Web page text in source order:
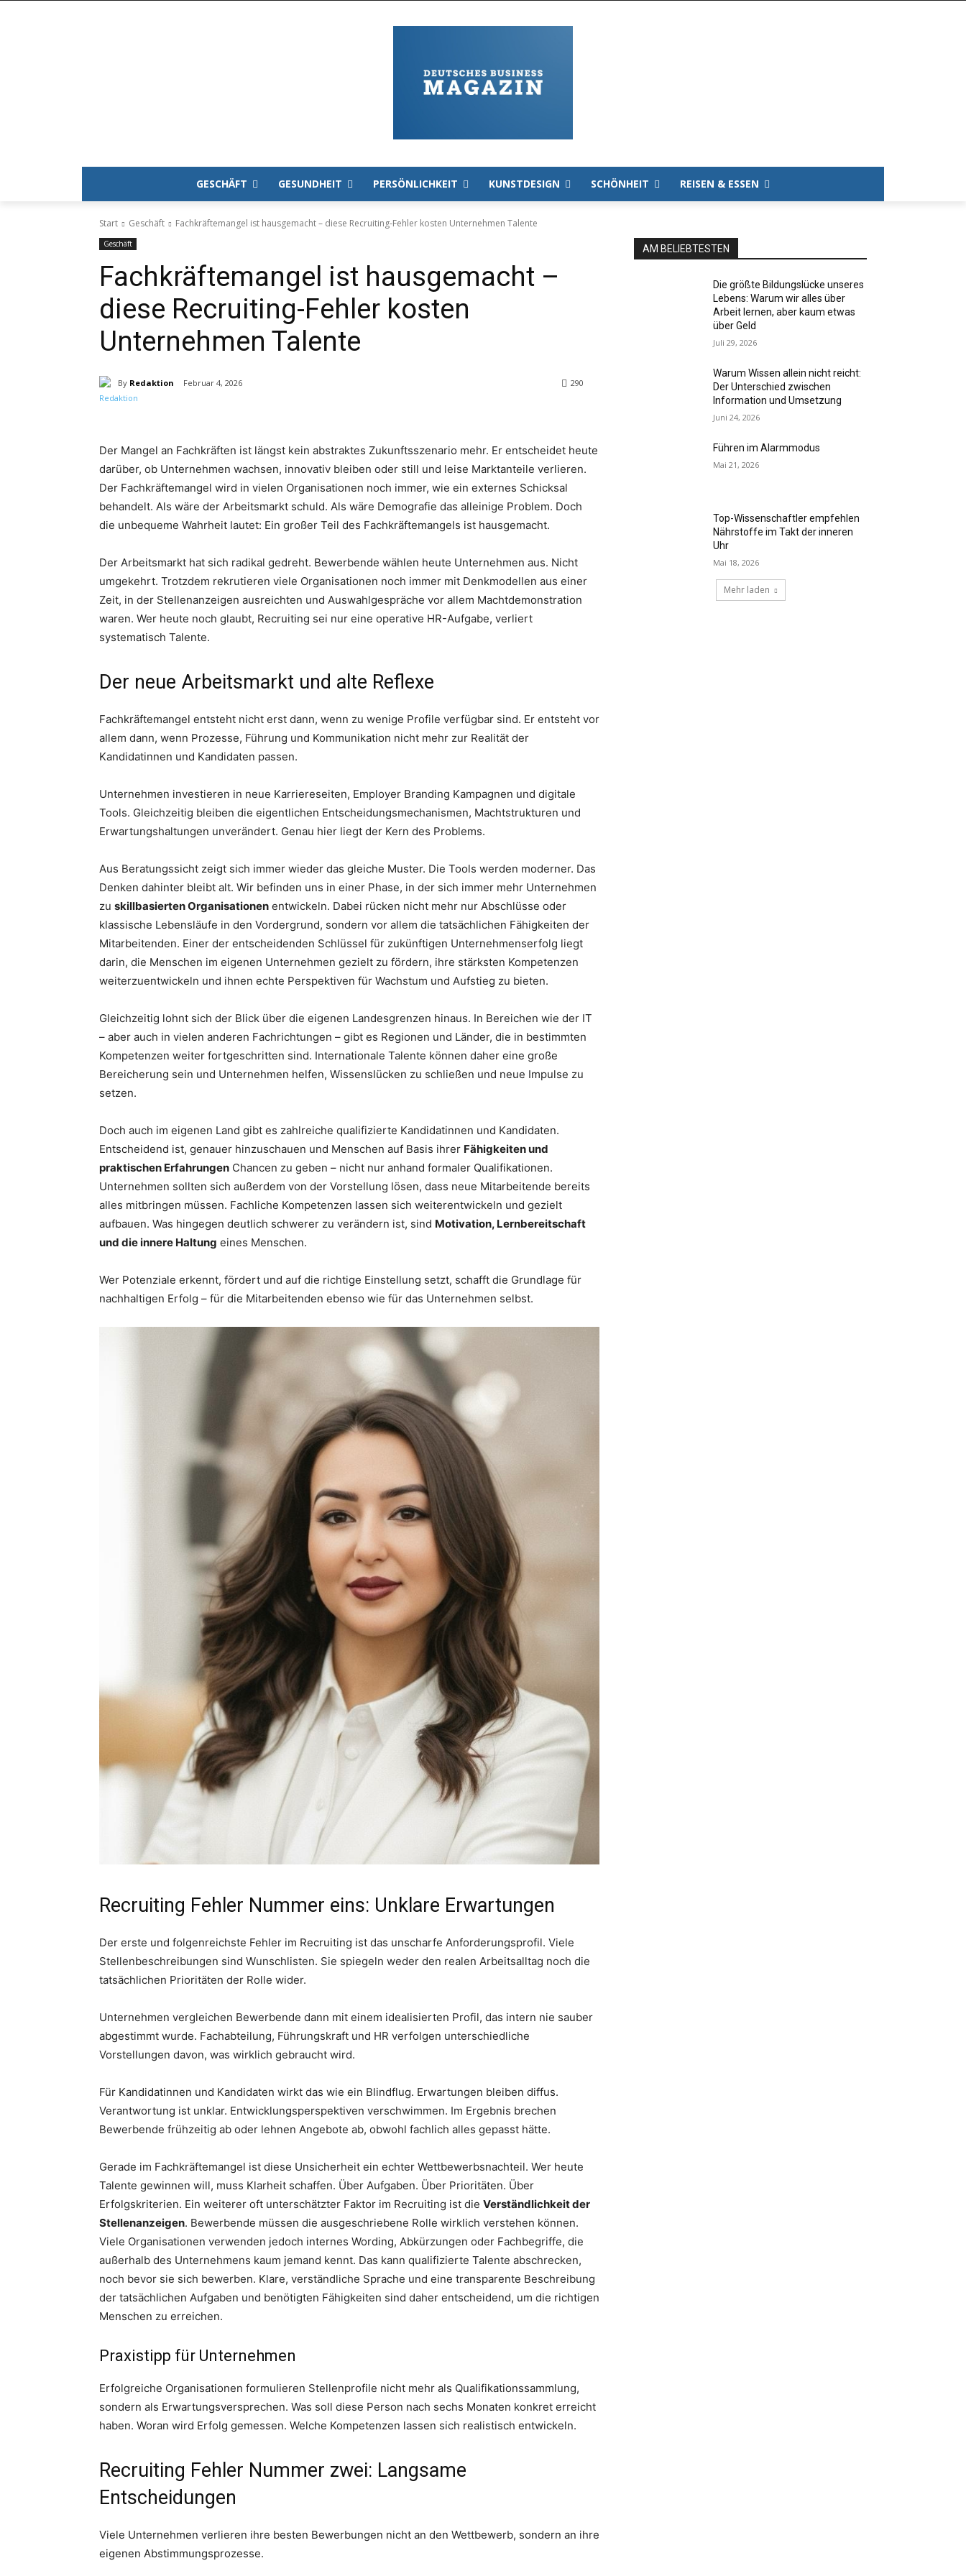
GESCHÄFT GESUNDHEIT PERSÖNLICHKEIT KUNSTDESIGN SCHÖNHEIT REISEN & ESSEN
Start Geschäft Fachkräftemangel ist hausgemacht – diese Recruiting-Fehler kosten Unternehmen Talente
Geschäft
Fachkräftemangel ist hausgemacht –
diese Recruiting-Fehler kosten
Unternehmen Talente
By Redaktion Februar 4, 2026 290
Der Mangel an Fachkräften ist längst kein abstraktes Zukunftsszenario mehr. Er entscheidet heute
darüber, ob Unternehmen wachsen, innovativ bleiben oder still und leise Marktanteile verlieren.
Der Fachkräftemangel wird in vielen Organisationen noch immer, wie ein externes Schicksal
behandelt. Als wäre der Arbeitsmarkt schuld. Als wäre Demografie das alleinige Problem. Doch
die unbequeme Wahrheit lautet: Ein großer Teil des Fachkräftemangels ist hausgemacht.
Der Arbeitsmarkt hat sich radikal gedreht. Bewerbende wählen heute Unternehmen aus. Nicht
umgekehrt. Trotzdem rekrutieren viele Organisationen noch immer mit Denkmodellen aus einer
Zeit, in der Stellenanzeigen ausreichten und Auswahlgespräche vor allem Machtdemonstration
waren. Wer heute noch glaubt, Recruiting sei nur eine operative HR-Aufgabe, verliert
systematisch Talente.
Der neue Arbeitsmarkt und alte Reflexe
Fachkräftemangel entsteht nicht erst dann, wenn zu wenige Profile verfügbar sind. Er entsteht vor
allem dann, wenn Prozesse, Führung und Kommunikation nicht mehr zur Realität der
Kandidatinnen und Kandidaten passen.
Unternehmen investieren in neue Karriereseiten, Employer Branding Kampagnen und digitale
Tools. Gleichzeitig bleiben die eigentlichen Entscheidungsmechanismen, Machtstrukturen und
Erwartungshaltungen unverändert. Genau hier liegt der Kern des Problems.
Aus Beratungssicht zeigt sich immer wieder das gleiche Muster. Die Tools werden moderner. Das
Denken dahinter bleibt alt. Wir befinden uns in einer Phase, in der sich immer mehr Unternehmen
zu skillbasierten Organisationen entwickeln. Dabei rücken nicht mehr nur Abschlüsse oder
klassische Lebensläufe in den Vordergrund, sondern vor allem die tatsächlichen Fähigkeiten der
Mitarbeitenden. Einer der entscheidenden Schlüssel für zukünftigen Unternehmenserfolg liegt
darin, die Menschen im eigenen Unternehmen gezielt zu fördern, ihre stärksten Kompetenzen
weiterzuentwickeln und ihnen echte Perspektiven für Wachstum und Aufstieg zu bieten.
Gleichzeitig lohnt sich der Blick über die eigenen Landesgrenzen hinaus. In Bereichen wie der IT
– aber auch in vielen anderen Fachrichtungen – gibt es Regionen und Länder, die in bestimmten
Kompetenzen weiter fortgeschritten sind. Internationale Talente können daher eine große
Bereicherung sein und Unternehmen helfen, Wissenslücken zu schließen und neue Impulse zu
setzen.
Doch auch im eigenen Land gibt es zahlreiche qualifizierte Kandidatinnen und Kandidaten.
Entscheidend ist, genauer hinzuschauen und Menschen auf Basis ihrer Fähigkeiten und
praktischen Erfahrungen Chancen zu geben – nicht nur anhand formaler Qualifikationen.
Unternehmen sollten sich außerdem von der Vorstellung lösen, dass neue Mitarbeitende bereits
alles mitbringen müssen. Fachliche Kompetenzen lassen sich weiterentwickeln und gezielt
aufbauen. Was hingegen deutlich schwerer zu verändern ist, sind Motivation, Lernbereitschaft
und die innere Haltung eines Menschen.
Wer Potenziale erkennt, fördert und auf die richtige Einstellung setzt, schafft die Grundlage für
nachhaltigen Erfolg – für die Mitarbeitenden ebenso wie für das Unternehmen selbst.
Recruiting Fehler Nummer eins: Unklare Erwartungen
Der erste und folgenreichste Fehler im Recruiting ist das unscharfe Anforderungsprofil. Viele
Stellenbeschreibungen sind Wunschlisten. Sie spiegeln weder den realen Arbeitsalltag noch die
tatsächlichen Prioritäten der Rolle wider.
Unternehmen vergleichen Bewerbende dann mit einem idealisierten Profil, das intern nie sauber
abgestimmt wurde. Fachabteilung, Führungskraft und HR verfolgen unterschiedliche
Vorstellungen davon, was wirklich gebraucht wird.
Für Kandidatinnen und Kandidaten wirkt das wie ein Blindflug. Erwartungen bleiben diffus.
Verantwortung ist unklar. Entwicklungsperspektiven verschwimmen. Im Ergebnis brechen
Bewerbende frühzeitig ab oder lehnen Angebote ab, obwohl fachlich alles gepasst hätte.
Gerade im Fachkräftemangel ist diese Unsicherheit ein echter Wettbewerbsnachteil. Wer heute
Talente gewinnen will, muss Klarheit schaffen. Über Aufgaben. Über Prioritäten. Über
Erfolgskriterien. Ein weiterer oft unterschätzter Faktor im Recruiting ist die Verständlichkeit der
Stellenanzeigen. Bewerbende müssen die ausgeschriebene Rolle wirklich verstehen können.
Viele Organisationen verwenden jedoch internes Wording, Abkürzungen oder Fachbegriffe, die
außerhalb des Unternehmens kaum jemand kennt. Das kann qualifizierte Talente abschrecken,
noch bevor sie sich bewerben. Klare, verständliche Sprache und eine transparente Beschreibung
der tatsächlichen Aufgaben und benötigten Fähigkeiten sind daher entscheidend, um die richtigen
Menschen zu erreichen.
Praxistipp für Unternehmen
Erfolgreiche Organisationen formulieren Stellenprofile nicht mehr als Qualifikationssammlung,
sondern als Erwartungsversprechen. Was soll diese Person nach sechs Monaten konkret erreicht
haben. Woran wird Erfolg gemessen. Welche Kompetenzen lassen sich realistisch entwickeln.
Recruiting Fehler Nummer zwei: Langsame
Entscheidungen
Viele Unternehmen verlieren ihre besten Bewerbungen nicht an den Wettbewerb, sondern an ihre
eigenen Abstimmungsprozesse.
AM BELIEBTESTEN
Die größte Bildungslücke unseres
Lebens: Warum wir alles über
Arbeit lernen, aber kaum etwas
über Geld
Juli 29, 2026
Warum Wissen allein nicht reicht:
Der Unterschied zwischen
Information und Umsetzung
Juni 24, 2026
Führen im Alarmmodus
Mai 21, 2026
Top-Wissenschaftler empfehlen
Nährstoffe im Takt der inneren
Uhr
Mai 18, 2026
Mehr laden